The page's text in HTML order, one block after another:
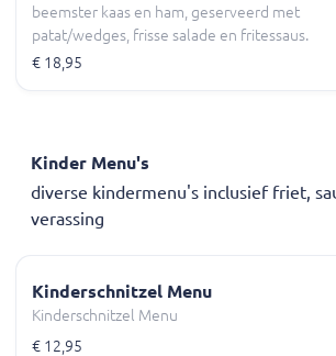
beemster kaas en ham, geserveerd met
patat/wedges, frisse salade en fritessaus.
€ 18,95
Kinder Menu's
diverse kindermenu's inclusief friet,
verassing
Kinderschnitzel Menu
Kinderschnitzel Menu
€ 12,95